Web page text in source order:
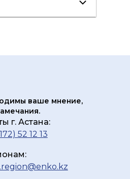
ваше мнение,
г. Астана:
52 12 13